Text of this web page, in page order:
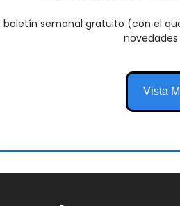
boletín semanal gratuito (con el
Vista